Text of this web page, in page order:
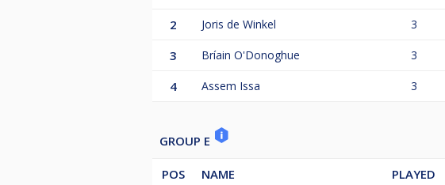
2 Joris de Winkel 3
3 Bríain O'Donoghue 3
4 Assem Issa 3
GROUP E
POS NAME PLAYED